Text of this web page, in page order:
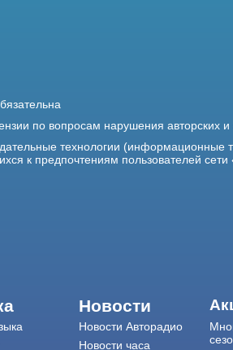
по вопросам нарушения авторских
технологии (информационные
к предпочтениям пользователей
Новости
Новости Авторадио
Новости часа